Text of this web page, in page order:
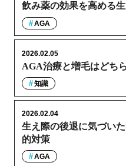
飲み薬の効果を高める
AGA
AGA治療と増毛はどち
2026.02.05
知識
生え際の後退に気づい
的対策
2026.02.04
AGA